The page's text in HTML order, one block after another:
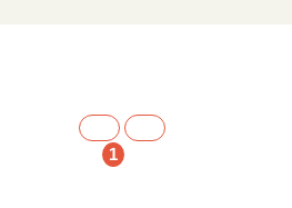
1
shopping